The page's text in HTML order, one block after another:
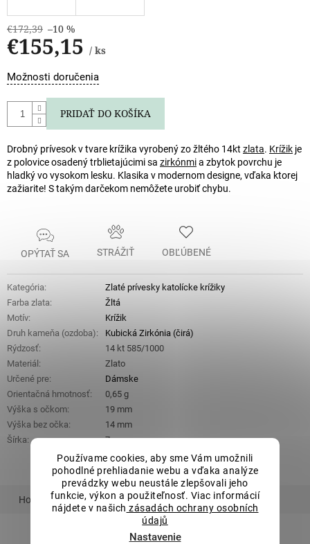
Používame cookies, aby sme Vám umožnili
pohodlné prehliadanie webu a vďaka analýze
prevádzky webu neustále zlepšovali jeho
funkcie, výkon a použiteľnosť. Viac informácií
nájdete v našich zásadách ochrany osobních
údajů
Nastavenie
€172,39 –10 %
€155,15 / ks
Jednotková
cena:
Možnosti doručenia
PRIDAŤ DO KOŠÍKA
Drobný prívesok v tvare krížika vyrobený zo žltého 14kt zlata. Krížik je
z polovice osadený trblietajúcimi sa zirkónmia zbytok povrchu je
hladký vo vysokom lesku. Klasika v modernom designe, vďaka ktorej
zažiarite! S takým darčekom nemôžete urobiť chybu.
OPÝTAŤ SA STRÁŽIŤ OBĽÚBENÉ
Kategória:
Zlaté prívesky katolícke krížiky
Farba zlata:
Žltá
Motív:
Krížik
Druh kameňa (ozdoba):
Kubická Zirkónia (čirá)
Rýdzosť:
14 kt 585/1000
Materiál :
Zlato
Určené pre:
Dámske
Orientačná hmotnosť:
0,65 g
Výška s očkom:
19 mm
Výška bez očka:
14 mm
Šírka: 7 mm
Hodnotenie Podobný tovar Súvisiaci tovar